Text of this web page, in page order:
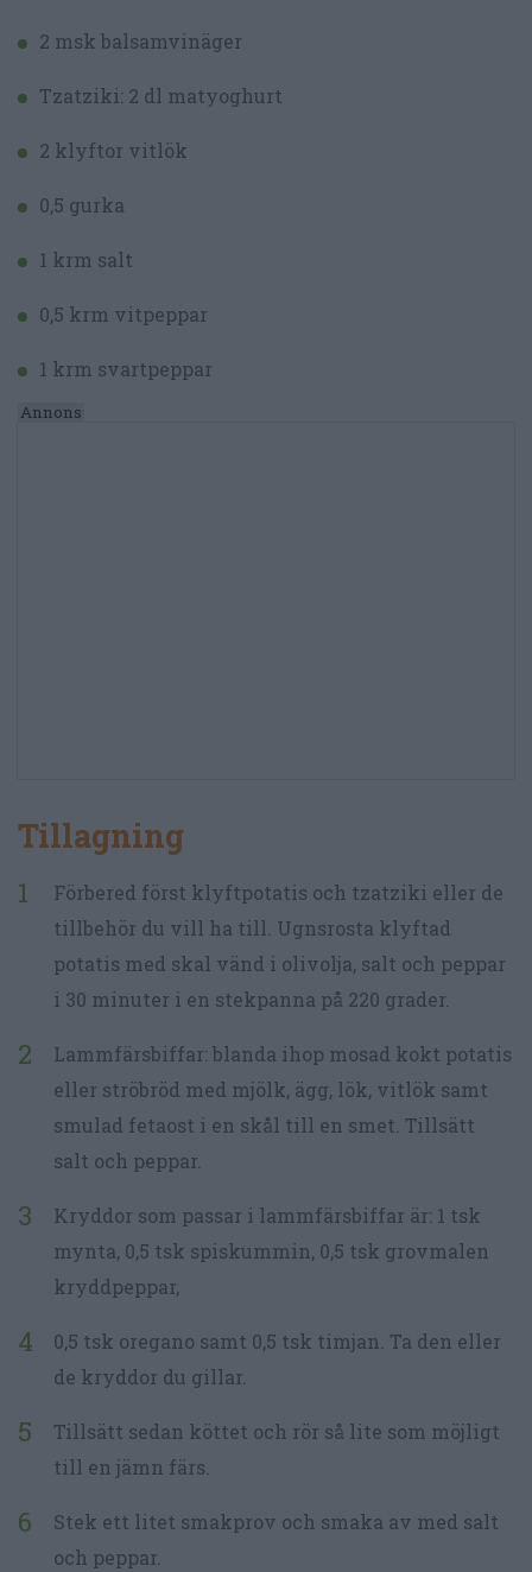
2 msk balsamvinäger
Tzatziki: 2 dl matyoghurt
2 klyftor vitlök
0,5 gurka
1 krm salt
0,5 krm vitpeppar
1 krm svartpeppar
Tillagning
Förbered först klyftpotatis och tzatziki eller de
tillbehör du vill ha till. Ugnsrosta klyftad
potatis med skal vänd i olivolja, salt och peppar
i 30 minuter i en stekpanna på 220 grader.
Lammfärsbiffar: blanda ihop mosad kokt potatis
eller ströbröd med mjölk, ägg, lök, vitlök samt
smulad fetaost i en skål till en smet. Tillsätt
salt och peppar.
Kryddor som passar i lammfärsbiffar är: 1 tsk
mynta, 0,5 tsk spiskummin, 0,5 tsk grovmalen
kryddpeppar,
0,5 tsk oregano samt 0,5 tsk timjan. Ta den eller
de kryddor du gillar.
Tillsätt sedan köttet och rör så lite som möjligt
till en jämn färs.
Stek ett litet smakprov och smaka av med salt
och peppar.